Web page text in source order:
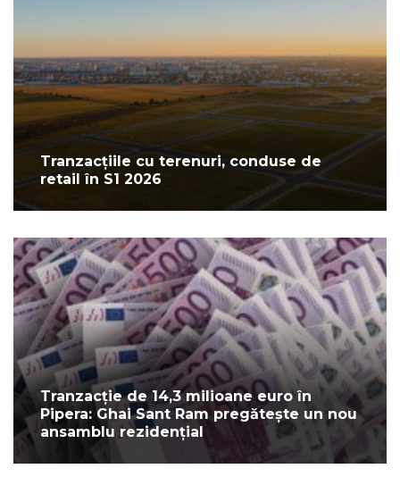
Tranzacțiile cu terenuri, conduse de
retail în S1 2026
Tranzacție de 14,3 milioane euro în
Pipera: Ghai Sant Ram pregătește un nou
ansamblu rezidențial